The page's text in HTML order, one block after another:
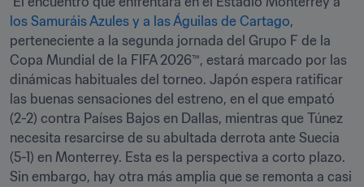
los Samuráis Azules y a las Águilas de Cartago,
perteneciente a la segunda jornada del Grupo F de la
Copa Mundial de la FIFA 2026™, estará marcado por las
dinámicas habituales del torneo. Japón espera ratificar
las buenas sensaciones del estreno, en el que empató
(2-2) contra Países Bajos en Dallas, mientras que Túnez
necesita resarcirse de su abultada derrota ante Suecia
(5-1) en Monterrey. Esta es la perspectiva a corto plazo.
Sin embargo, hay otra más amplia que se remonta a casi